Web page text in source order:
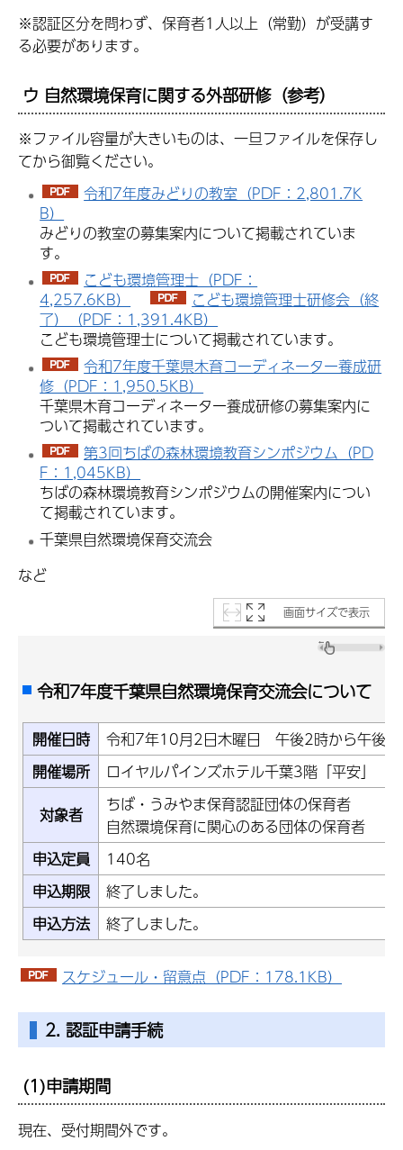
※認証区分を問わず、保育者1人以上（常勤）が受講す
る必要があります。
ウ 自然環境保育に関する外部研修（参考）
※ファイル容量が大きいものは、一旦ファイルを保存し
てから御覧ください。
令和7年度みどりの教室（PDF：2,801.7K
B）
みどりの教室の募集案内について掲載されていま
す。
こども環境管理士（PDF：
4,257.6KB）
こども環境管理士研修会（終
了）（PDF：1,391.4KB）
こども環境管理士について掲載されています。
令和7年度千葉県木育コーディネーター養成研
修（PDF：1,950.5KB）
千葉県木育コーディネーター養成研修の募集案内に
ついて掲載されています。
第3回ちばの森林環境教育シンポジウム（PD
F：1,045KB）
ちばの森林環境教育シンポジウムの開催案内につい
て掲載されています。
千葉県自然環境保育交流会
など
画面サイズで表示
令和7年度千葉県自然環境保育交流会について
開催日時
令和7年10月2日木曜日 午後2時から午後4
開催場所
ロイヤルパインズホテル千葉3階「平安」（
対象者
ちば・うみやま保育認証団体の保育者
自然環境保育に関心のある団体の保育者
申込定員
140名
申込期限
終了しました。
申込方法
終了しました。
スケジュール・留意点（PDF：178.1KB）
2. 認証申請手続
(1)申請期間
現在、受付期間外です。